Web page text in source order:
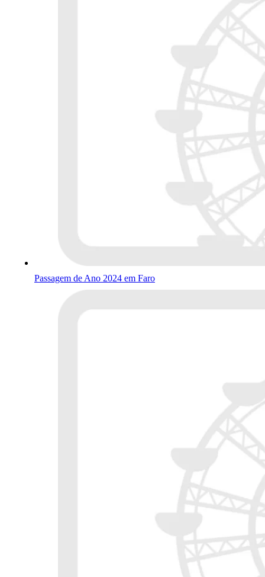
Passagem de Ano 2024 em Faro